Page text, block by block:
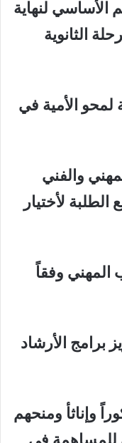
الأساسي لنهاية
الثانوية
لمحو الأمية في
والفني
لأختيار
وفقاً
برامج الأرشاد
وإناثأ ومنحهم